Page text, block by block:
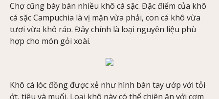
Chợ cũng bày bán nhiều khô cá sặc. Đặc điểm của khô
cá sặc Campuchia là vị mặn vừa phải, con cá khô vừa
tươi vừa khô ráo. Đây chính là loại nguyên liệu phù
hợp cho món gỏi xoài.
Khô cá lóc đồng được xẻ như hình bàn tay ướp với tỏi
ớt, tiêu và muối. Loại khô này có thể chiên ăn với cơm